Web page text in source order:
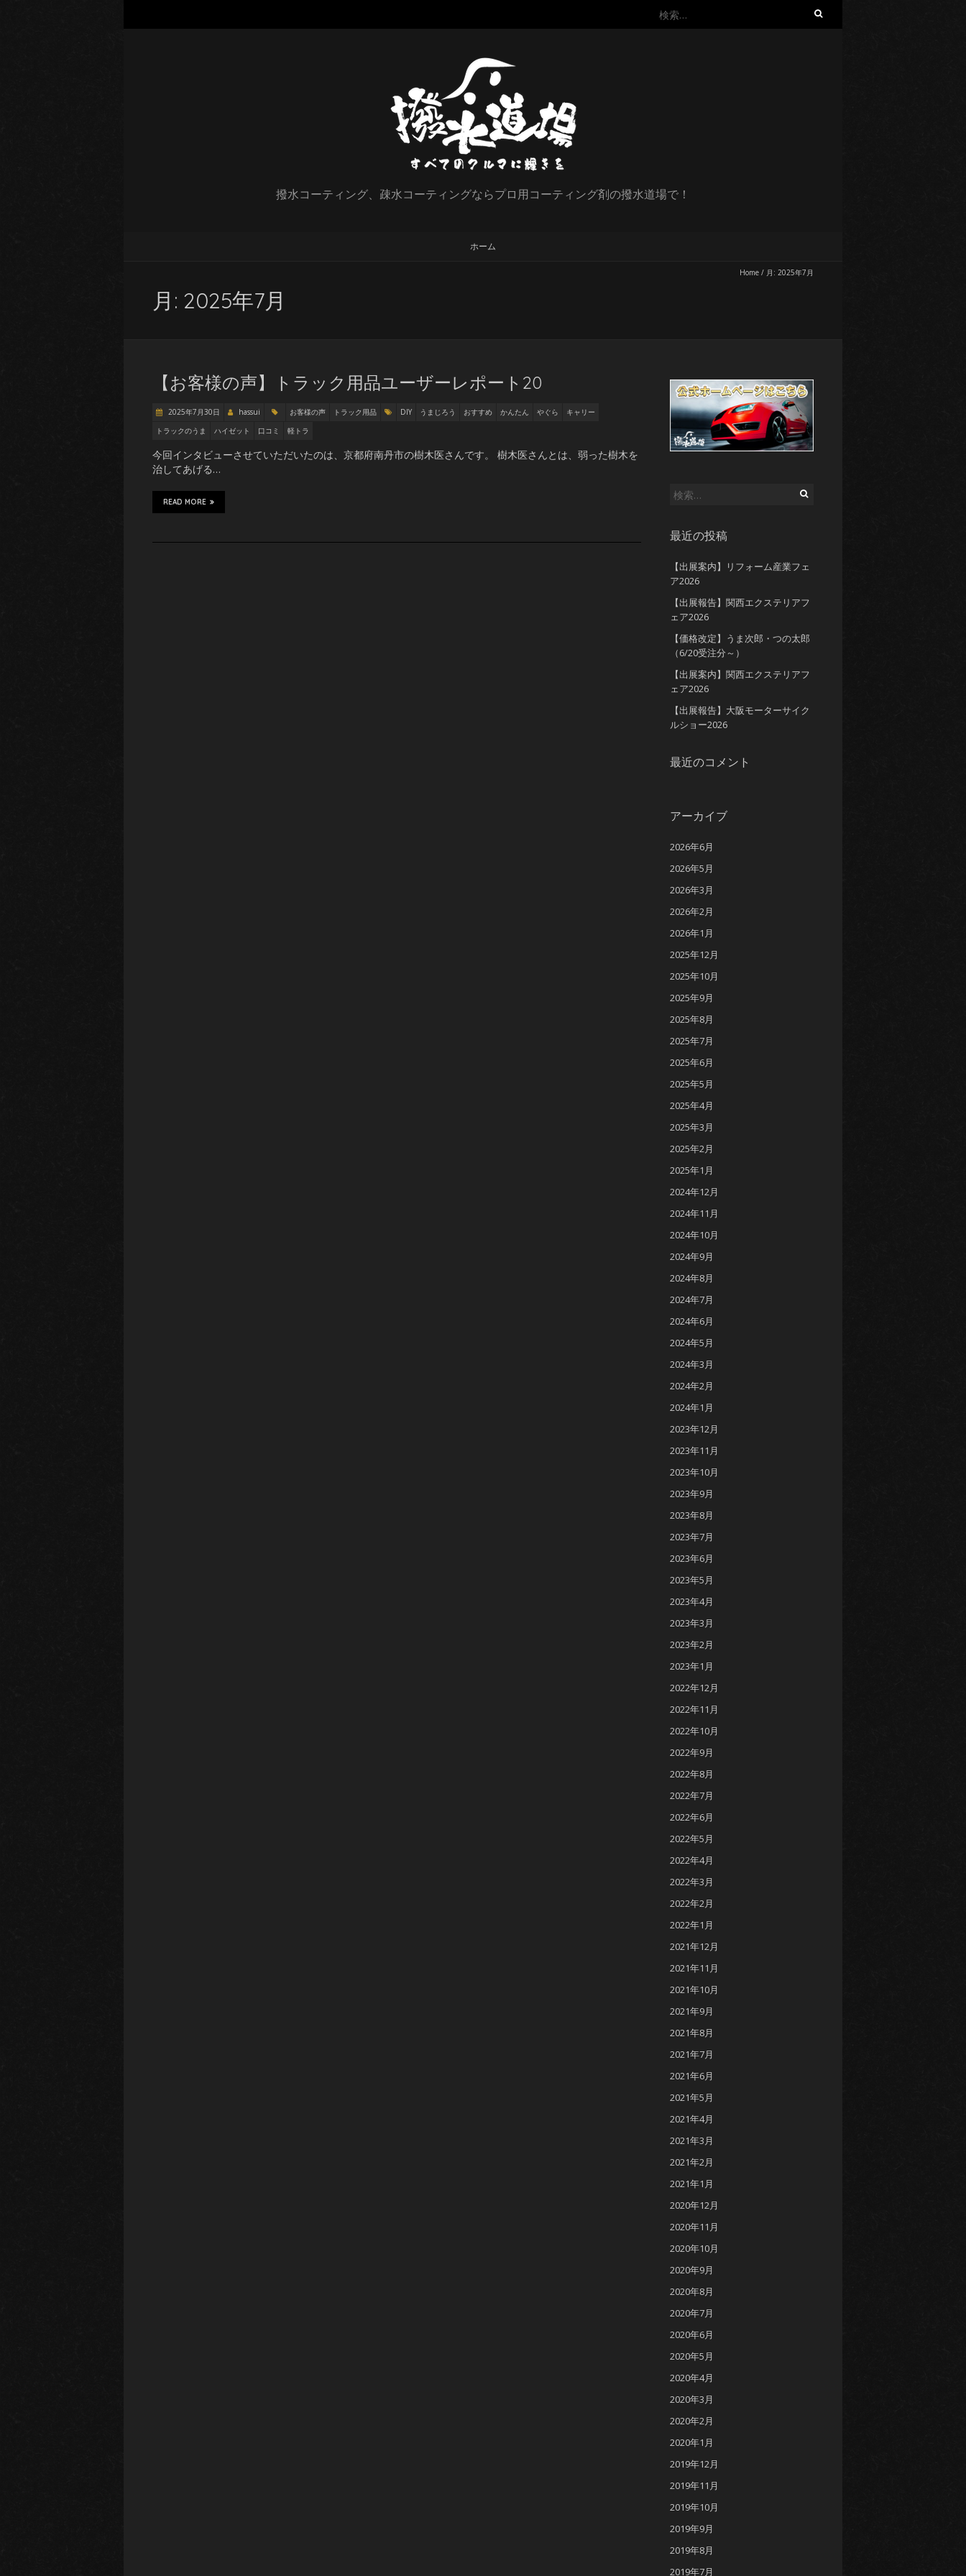
検
撥水コーティング、疎水コーティングならプロ用コーティング剤の撥水道場で！
ホーム
Home / 月: 2025年7月
月: 2025年7月
【お客様の声】トラック用品ユーザーレポート20
2025年7月30日 hassui お客様の声 トラック用品 DIY うまじろう おすすめ かんたん やぐら
キャリー
トラックのうま
ハイゼット 口コミ 軽トラ
今回インタビューさせていただいたのは、京都府南丹市の樹木医さんです。 樹木医さんとは、弱った樹木を
治してあげる…
READ MORE
検
最近の投稿
【出展案内】リフォーム産業フェ
ア2026
【出展報告】関西エクステリアフ
ェア2026
【価格改定】うま次郎・つの太郎
（6/20受注分～）
【出展案内】関西エクステリアフ
ェア2026
【出展報告】大阪モーターサイク
ルショー2026
最近のコメント
アーカイブ
2026年6月
2026年5月
2026年3月
2026年2月
2026年1月
2025年12月
2025年10月
2025年9月
2025年8月
2025年7月
2025年6月
2025年5月
2025年4月
2025年3月
2025年2月
2025年1月
2024年12月
2024年11月
2024年10月
2024年9月
2024年8月
2024年7月
2024年6月
2024年5月
2024年3月
2024年2月
2024年1月
2023年12月
2023年11月
2023年10月
2023年9月
2023年8月
2023年7月
2023年6月
2023年5月
2023年4月
2023年3月
2023年2月
2023年1月
2022年12月
2022年11月
2022年10月
2022年9月
2022年8月
2022年7月
2022年6月
2022年5月
2022年4月
2022年3月
2022年2月
2022年1月
2021年12月
2021年11月
2021年10月
2021年9月
2021年8月
2021年7月
2021年6月
2021年5月
2021年4月
2021年3月
2021年2月
2021年1月
2020年12月
2020年11月
2020年10月
2020年9月
2020年8月
2020年7月
2020年6月
2020年5月
2020年4月
2020年3月
2020年2月
2020年1月
2019年12月
2019年11月
2019年10月
2019年9月
2019年8月
2019年7月